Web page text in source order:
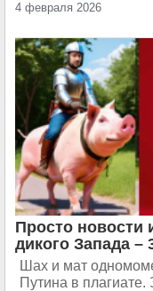
4 февраля 2026
Просто новости
дикого Запада –
Шах и мат
Путина в